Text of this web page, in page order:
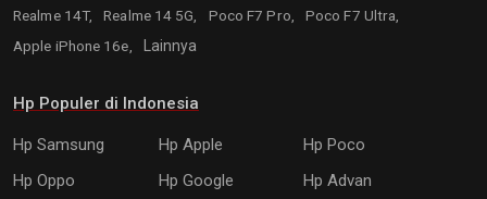
Realme 14T, Realme 14 5G, Poco F7 Pro,
Poco F7 Ultra,
Apple iPhone 16e,
Lainnya
Hp Populer di Indonesia
Hp Samsung Hp Apple
Hp Poco
Hp Oppo
Hp Google
Hp Advan